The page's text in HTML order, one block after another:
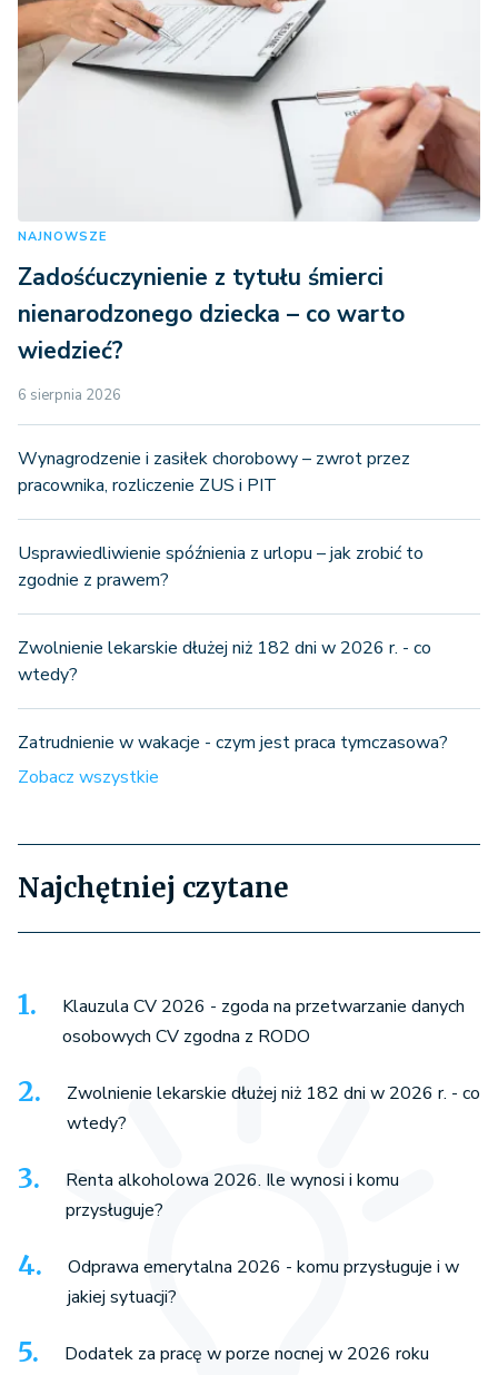
NAJNOWSZE
Zadośćuczynienie z tytułu śmierci
nienarodzonego dziecka – co warto
wiedzieć?
6 sierpnia 2026
Wynagrodzenie i zasiłek chorobowy – zwrot przez
pracownika, rozliczenie ZUS i PIT
Usprawiedliwienie spóźnienia z urlopu – jak zrobić to
zgodnie z prawem?
Zwolnienie lekarskie dłużej niż 182 dni w 2026 r. - co
wtedy?
Zatrudnienie w wakacje - czym jest praca tymczasowa?
Zobacz wszystkie
Najchętniej czytane
Klauzula CV 2026 - zgoda na przetwarzanie danych
osobowych CV zgodna z RODO
Zwolnienie lekarskie dłużej niż 182 dni w 2026 r. - co
wtedy?
Renta alkoholowa 2026. Ile wynosi i komu
przysługuje?
Odprawa emerytalna 2026 - komu przysługuje i w
jakiej sytuacji?
Dodatek za pracę w porze nocnej w 2026 roku